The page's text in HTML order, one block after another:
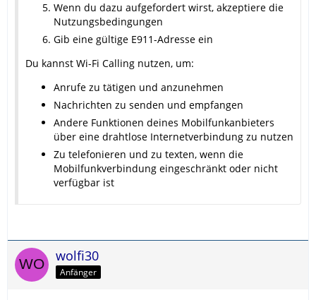
Wenn du dazu aufgefordert wirst, akzeptiere die
Nutzungsbedingungen
Gib eine gültige E911-Adresse ein
Du kannst Wi-Fi Calling nutzen, um:
Anrufe zu tätigen und anzunehmen
Nachrichten zu senden und empfangen
Andere Funktionen deines Mobilfunkanbieters
über eine drahtlose Internetverbindung zu nutzen
Zu telefonieren und zu texten, wenn die
Mobilfunkverbindung eingeschränkt oder nicht
verfügbar ist
wolfi30
Anfänger